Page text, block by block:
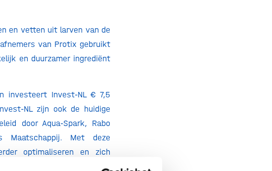
en vetten uit larven van de
van Protix gebruikt
en duurzamer ingrediënt
investeert Invest-NL € 7,5
NL zijn ook de huidige
door Aqua-Spark, Rabo
Maatschappij. Met deze
optimaliseren en zich